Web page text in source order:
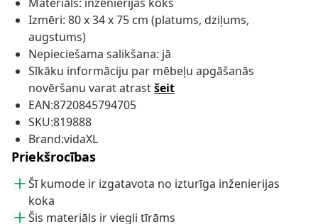
Izmēri: 80 x 34 x 75 cm (platums, dziļums,
augstums)
Nepieciešama salikšana: jā
Sīkāku informāciju par mēbeļu apgāšanās
novēršanu varat atrastšeit
EAN:8720845794705
SKU:819888
Brand:vidaXL
Priekšrocības
Šī kumode ir izgatavota no izturīga inženierijas
koka
Šis materiāls ir viegli tīrāms